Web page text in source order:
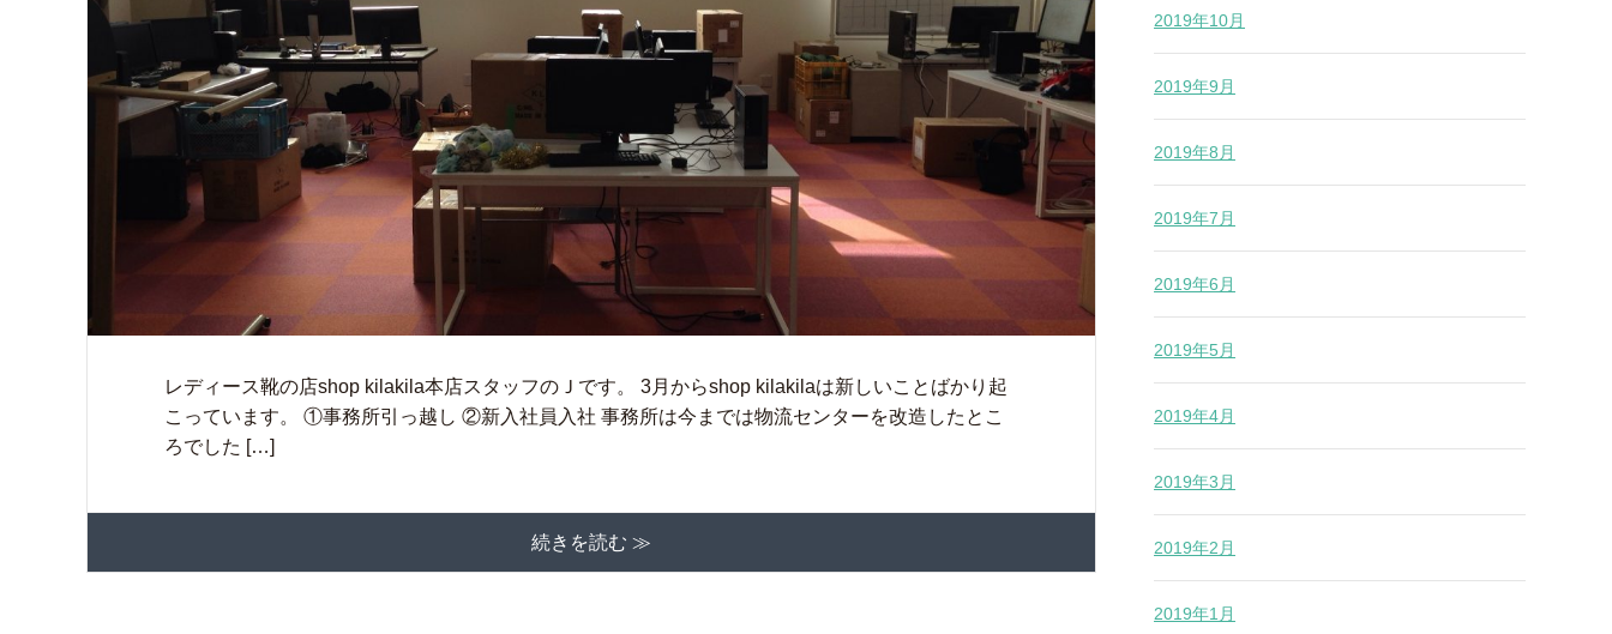
レディース靴の店shop kilakila本店スタッフのＪです。 3月からshop kilakilaは新しいことばかり起
こっています。 ①事務所引っ越し ②新入社員入社 事務所は今までは物流センターを改造したとこ
ろでした […]
続きを読む ≫
2019年10月
2019年9月
2019年8月
2019年7月
2019年6月
2019年5月
2019年4月
2019年3月
2019年2月
2019年1月